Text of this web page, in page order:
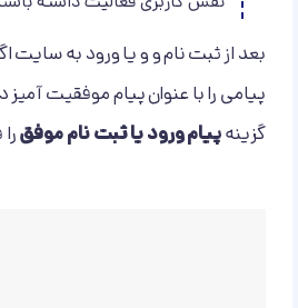
بعد از ثبت نام و و یا ورود به سایت
پیامی را با عنوان پیام موفقیت
گزینهپیام ورود یا ثبت نام موفق